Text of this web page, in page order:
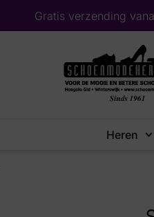
Gratis verzending
Heren